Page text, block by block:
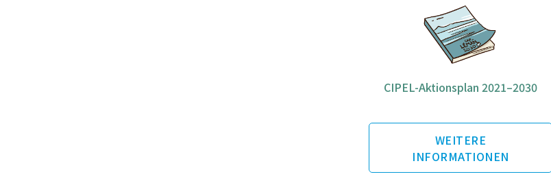
CIPEL-Aktionsplan 2021–2030
WEITERE
INFORMATIONEN